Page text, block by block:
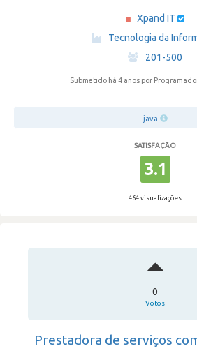
Xpand IT
Tecnologia da
·
201-500
Submetido há 4 anos por
java
SATISFAÇÃO
3.1
464 visualizações
0
Votos
Prestadora de serviços